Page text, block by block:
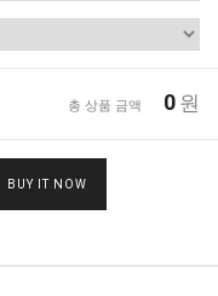
총 상품 금액 0 원
BUY IT NOW